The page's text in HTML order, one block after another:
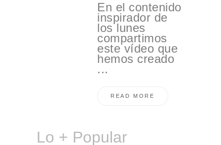
En el contenido
inspirador de
los lunes
compartimos
este vídeo que
hemos creado
...
READ MORE
Lo + Popular